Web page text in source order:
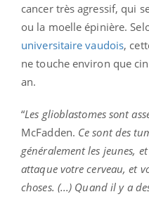
cancer très agressif, qui
ou la moelle épinière.
universitaire vaudois,
ne touche environ que
an.
“Les glioblastomes sont
McFadden. Ce sont des
généralement les jeunes,
attaque votre cerveau, et
choses. (...) Quand il y a